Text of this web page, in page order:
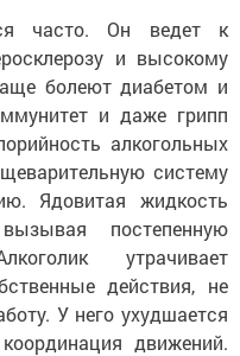
часто. Он ведет к
и высокому
болеют диабетом и
и даже грипп
алкогольных
систему
Ядовитая жидкость
постепенную
утрачивает
действия, не
У него ухудшается
движений.